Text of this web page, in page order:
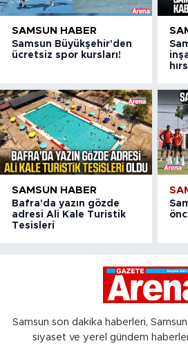
SAMSUN HABER
Samsun Büyükşehir'den
ücretsiz spor kursları!
SAMSUN HABER
Bafra'da yazın gözde
adresi Ali Kale Turistik
Tesisleri
Samsun son dakika haberleri,
siyaset ve yerel gündem